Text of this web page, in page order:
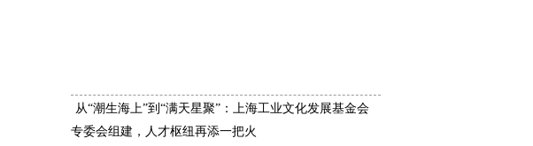
从“潮生海上”到“满天星聚”：上海工业文化发展基金会
专委会组建，人才枢纽再添一把火